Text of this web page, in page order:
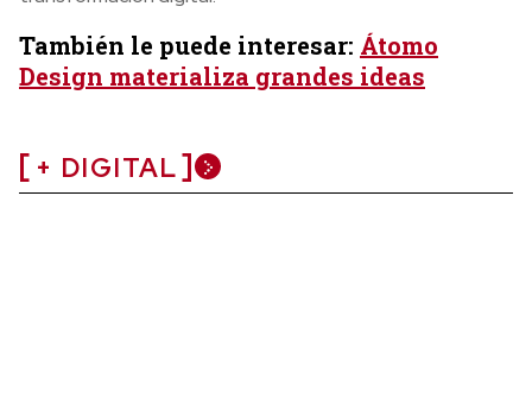
También le puede interesar: Átomo
Design materializa grandes ideas
+ DIGITAL